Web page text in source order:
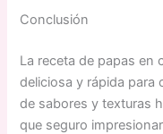
Conclusión
La receta de papas en
deliciosa y rápida para
de sabores y texturas
que seguro